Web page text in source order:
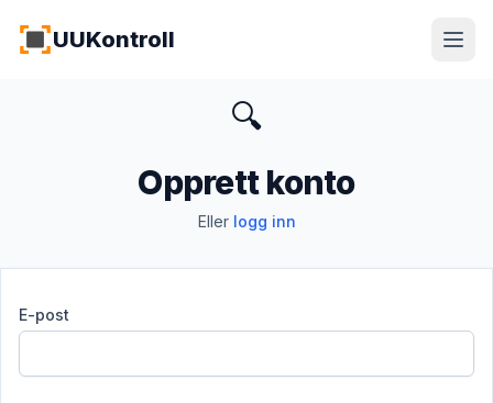
Hopp til hovedinnhold
UUKontroll
🔍
Opprett konto
Eller logg inn
E-post